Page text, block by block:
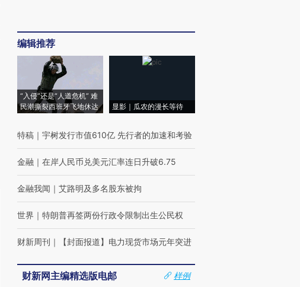
编辑推荐
“入侵”还是“人道危机” 难
民潮撕裂西班牙飞地休达
显影｜瓜农的漫长等待
特稿 ｜ 宇树发行市值610亿 先行者的加速和考验
金融 ｜ 在岸人民币兑美元汇率连日升破6.75
金融我闻 ｜ 艾路明及多名股东被拘
世界 ｜ 特朗普再签两份行政令限制出生公民权
财新周刊 ｜ 【封面报道】电力现货市场元年突进
财新网主编精选版电邮
样例